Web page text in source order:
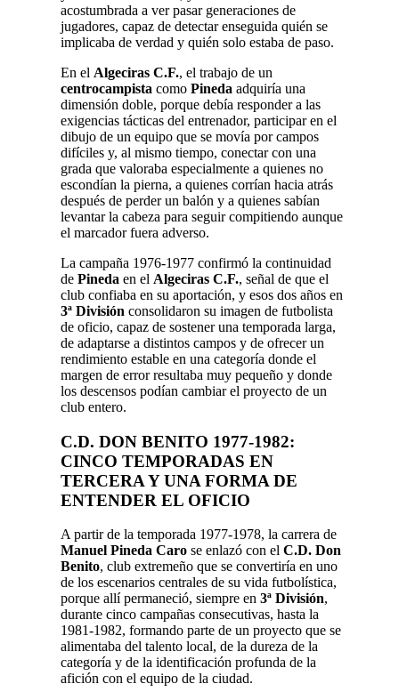
acostumbrada a ver pasar generaciones de
jugadores, capaz de detectar enseguida quién se
implicaba de verdad y quién solo estaba de paso.
En el Algeciras C.F., el trabajo de un
centrocampista como Pineda adquiría una
dimensión doble, porque debía responder a las
exigencias tácticas del entrenador, participar en el
dibujo de un equipo que se movía por campos
difíciles y, al mismo tiempo, conectar con una
grada que valoraba especialmente a quienes no
escondían la pierna, a quienes corrían hacia atrás
después de perder un balón y a quienes sabían
levantar la cabeza para seguir compitiendo aunque
el marcador fuera adverso.
La campaña 1976-1977 confirmó la continuidad
de Pineda en el Algeciras C.F., señal de que el
club confiaba en su aportación, y esos dos años en
3ª División consolidaron su imagen de futbolista
de oficio, capaz de sostener una temporada larga,
de adaptarse a distintos campos y de ofrecer un
rendimiento estable en una categoría donde el
margen de error resultaba muy pequeño y donde
los descensos podían cambiar el proyecto de un
club entero.
C.D. DON BENITO 1977-1982:
CINCO TEMPORADAS EN
TERCERA Y UNA FORMA DE
ENTENDER EL OFICIO
A partir de la temporada 1977-1978, la carrera de
Manuel Pineda Caro se enlazó con el C.D. Don
Benito, club extremeño que se convertiría en uno
de los escenarios centrales de su vida futbolística,
porque allí permaneció, siempre en 3ª División,
durante cinco campañas consecutivas, hasta la
1981-1982, formando parte de un proyecto que se
alimentaba del talento local, de la dureza de la
categoría y de la identificación profunda de la
afición con el equipo de la ciudad.